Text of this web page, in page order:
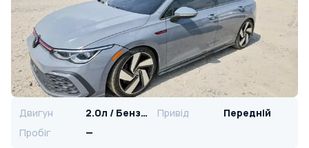
Двигун 2.0л / Бензин Привід
Передній
Пробіг
—